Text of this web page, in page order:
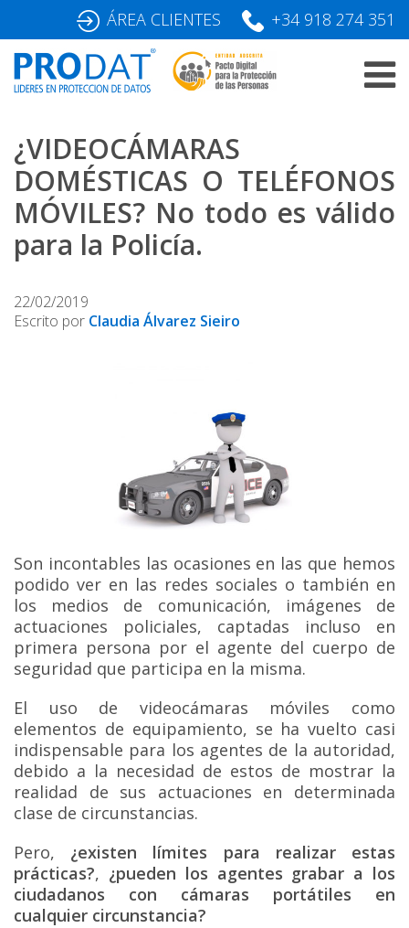
content
ÁREA CLIENTES +34 918 274 351
¿VIDEOCÁMARAS
DOMÉSTICAS O TELÉFONOS
MÓVILES? No todo es válido
para la Policía.
22/02/2019
Escrito por Claudia Álvarez Sieiro
Son incontables las ocasiones en las que hemos
podido ver en las redes sociales o también en
los medios de comunicación, imágenes de
actuaciones policiales, captadas incluso en
primera persona por el agente del cuerpo de
seguridad que participa en la misma.
El uso de videocámaras móviles como
elementos de equipamiento, se ha vuelto casi
indispensable para los agentes de la autoridad,
debido a la necesidad de estos de mostrar la
realidad de sus actuaciones en determinada
clase de circunstancias.
Pero, ¿existen límites para realizar estas
prácticas?, ¿pueden los agentes grabar a los
ciudadanos con cámaras portátiles en
cualquier circunstancia?